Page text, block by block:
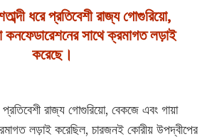
ধরে প্রতিবেশী রাজ্য গোগুরিয়ো,
কনফেডারেশনের সাথে ক্রমাগত লড়াই
করেছে।
প্রতিবেশী রাজ্য গোগুরিয়ো, বেকজে এবং গায়া
লড়াই করেছিল, চারজনই কোরীয় উপদ্বীপের